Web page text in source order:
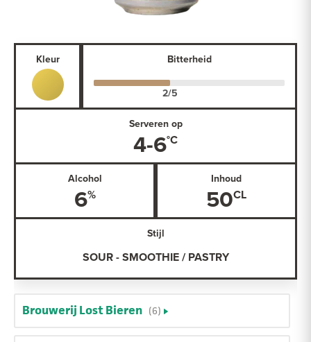
Kleur Bitterheid
Serveren op
4-6
Alcohol
6
Inhoud
50
Stijl
SOUR - SMOOTHIE / PASTRY
Brouwerij Lost Bieren (6)